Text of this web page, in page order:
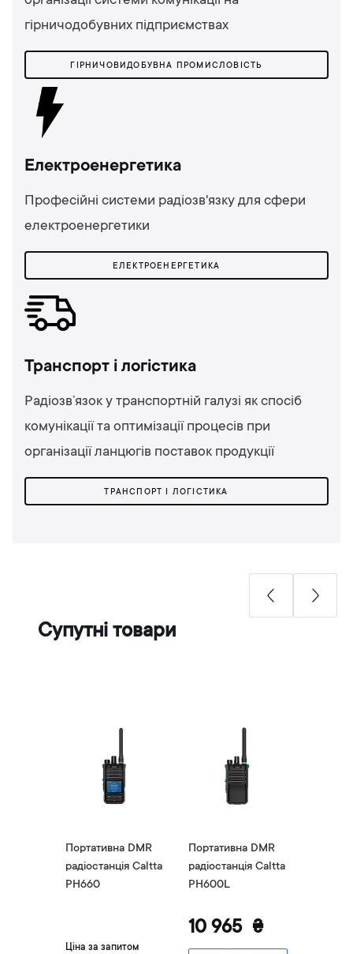
гірничодобувних підприємствах
ГІРНИЧОВИДОБУВНА ПРОМИСЛОВІСТЬ
Електроенергетика
Професійні системи радіозв'язку для сфери
електроенергетики
ЕЛЕКТРОЕНЕРГЕТИКА
Транспорт і логістика
Радіозв’язок у транспортній галузі як спосіб
комунікації та оптимізації процесів при
організації ланцюгів поставок продукції
ТРАНСПОРТ І ЛОГІСТИКА
Супутні товари
Портативна DMR
радіостанція Caltta
PH660
Ціна за запитом
Портативна DMR
радіостанція Caltta
PH600L
10 965 ₴